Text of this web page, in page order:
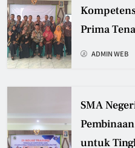
Prima
ADMIN WEB
SMA
untuk